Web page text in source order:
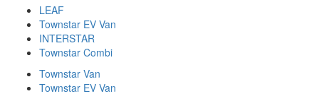
LEAF
Townstar EV Van
INTERSTAR
Townstar Combi
Townstar Van
Townstar EV Van